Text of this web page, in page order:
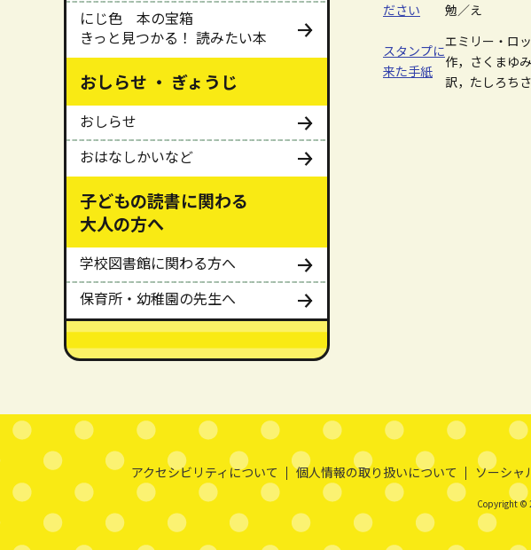
にじ色 本の宝箱
きっと見つかる！ 読みたい本
おしらせ ・ ぎょうじ
おしらせ
おはなしかいなど
子どもの読書に関わる
大人の方へ
学校図書館に関わる方へ
保育所・幼稚園の先生へ
メインメニューここまで。
ださい
勉／え
スタンプに
来た手紙
エミリー・ロ
作，さくまゆ
訳，たしろち
本文ここまで。
ここから共通フッターメニューです。
アクセシビリティについて 個人情報の取り扱いについて ソーシャ
Copyright ©